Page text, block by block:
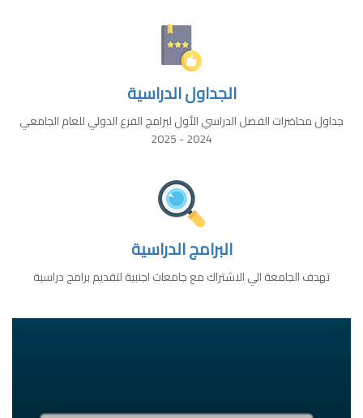
الجداول الدراسية
جداول محاضرات الفصل الدراسي الأول لبرامج الفرع الدولي للعام الجامعي
2024 - 2025
البرامج الدراسية
تهدف الجامعة الي الاشتراك مع جامعات اجنبية لتقديم برامج دراسية